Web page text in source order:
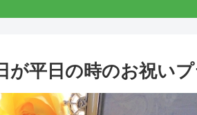
が平日の時のお祝い